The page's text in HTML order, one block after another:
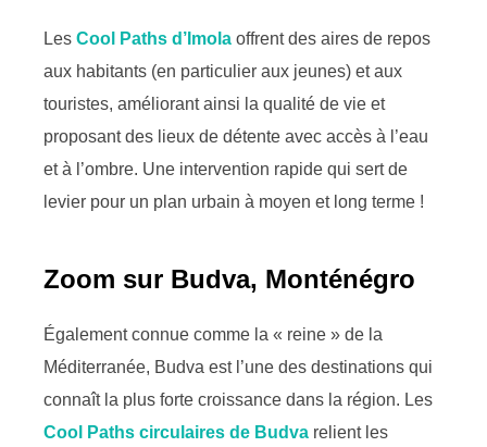
Les Cool Paths d’Imola offrent des aires de repos
aux habitants (en particulier aux jeunes) et aux
touristes, améliorant ainsi la qualité de vie et
proposant des lieux de détente avec accès à l’eau
et à l’ombre. Une intervention rapide qui sert de
levier pour un plan urbain à moyen et long terme !
Zoom sur Budva, Monténégro
Également connue comme la « reine » de la
Méditerranée, Budva est l’une des destinations qui
connaît la plus forte croissance dans la région. Les
Cool Paths circulaires de Budva relient les